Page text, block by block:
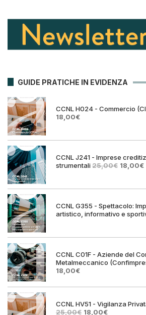
GUIDE PRATICHE IN EVIDENZA
CCNL H024 - Commercio
Il
era:
18,00€Il
è:
CCNL J241 - Imprese
strumentali25,00€ Il
era:
18,00€Il
CCNL G355 - Spettacolo:
artistico, informativo e
CCNL C01F - Aziende del
Metalmeccanico
Il
originale
25,00€.
18,00€Il
attuale
18,00€.
CCNL HV51 - Vigilanza
25,00€ Il18,00€Il